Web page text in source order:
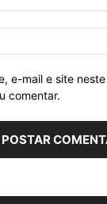
e-mail e site
comentar.